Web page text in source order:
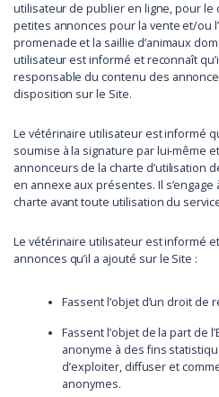
utilisateur de publier en ligne, pour le
petites annonces pour la vente et/ou
promenade et la saillie d’animaux
utilisateur est informé et reconnaît
responsable du contenu des
disposition sur le Site.
Le vétérinaire utilisateur est informé
soumise à la signature par lui-même
annonceurs de la charte d’utilisation
en annexe aux présentes. Il
charte avant toute utilisation du
Le vétérinaire utilisateur est informé
annonces qu’il a ajouté sur le Site :
Fassent l’objet d’un droit de
Fassent l’objet de la part de
anonyme à des fins
d’exploiter, diffuser et
anonymes.